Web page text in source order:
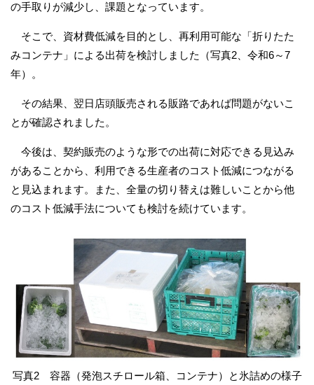
の手取りが減少し、課題となっています。
そこで、資材費低減を目的とし、再利用可能な「折りたた
みコンテナ」による出荷を検討しました（写真2、令和6～7
年）。
その結果、翌日店頭販売される販路であれば問題がないこ
とが確認されました。
今後は、契約販売のような形での出荷に対応できる見込み
があることから、利用できる生産者のコスト低減につながる
と見込まれます。また、全量の切り替えは難しいことから他
のコスト低減手法についても検討を続けています。
写真2 容器（発泡スチロール箱、コンテナ）と氷詰めの様子